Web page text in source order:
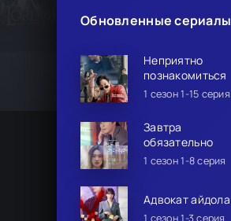
Обновленные сериалы
Неприятно
познакомиться
1 сезон 1-15 серия
Завтра
обязательно
1 сезон 1-8 серия
Адвокат айдола
1 сезон 1-3 серия